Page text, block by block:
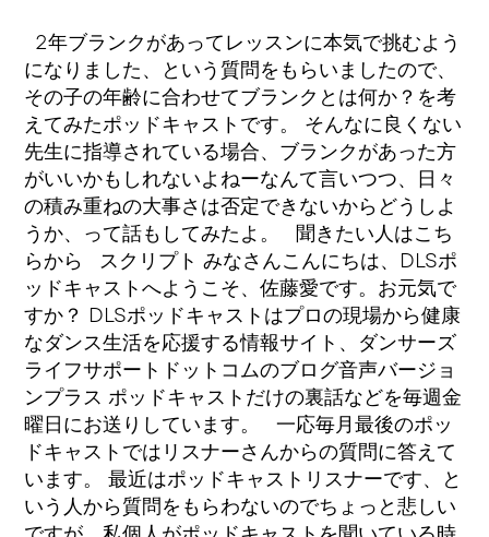
2年ブランクがあってレッスンに本気で挑むよう
になりました、という質問をもらいましたので、
その子の年齢に合わせてブランクとは何か？を考
えてみたポッドキャストです。 そんなに良くない
先生に指導されている場合、ブランクがあった方
がいいかもしれないよねーなんて言いつつ、日々
の積み重ねの大事さは否定できないからどうしよ
うか、って話もしてみたよ。 聞きたい人はこち
らから スクリプト みなさんこんにちは、DLSポ
ッドキャストへようこそ、佐藤愛です。お元気で
すか？ DLSポッドキャストはプロの現場から健康
なダンス生活を応援する情報サイト、ダンサーズ
ライフサポートドットコムのブログ音声バージョ
ンプラス ポッドキャストだけの裏話などを毎週金
曜日にお送りしています。 一応毎月最後のポッ
ドキャストではリスナーさんからの質問に答えて
います。 最近はポッドキャストリスナーです、と
いう人から質問をもらわないのでちょっと悲しい